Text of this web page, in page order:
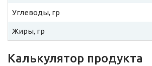
Углеводы, гр
Жиры, гр
Калькулятор продукта